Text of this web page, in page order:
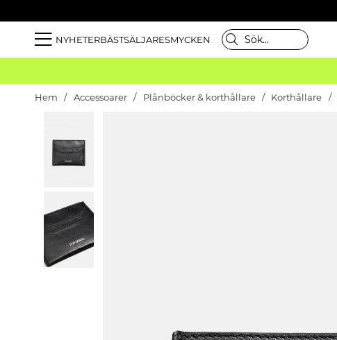
NYHETERBÄSTSÄLJARESMYCKEN
Hem Accessoarer Plånböcker & korthållare Korthållare